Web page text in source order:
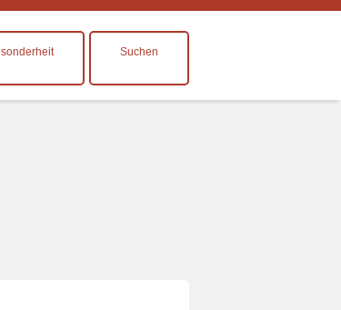
Suchen